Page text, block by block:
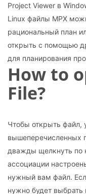
Project Viewer в
Linux файлы MPX
рациональный план
открыть с помощью
для планирования
How to
File?
Чтобы открыть файл,
вышеперечисленных
дважды щелкнуть по
ассоциации
нужный вам файл.
нужно будет выбрать